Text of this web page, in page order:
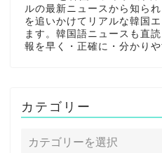
ルの最新ニュースから知ら
を追いかけてリアルな韓国
ます。韓国語ニュースも直
報を早く・正確に・分かりや
カテゴリー